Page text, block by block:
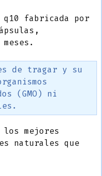
q10 fabricada por
de tragar y su
(GMO) ni
los mejores
naturales que